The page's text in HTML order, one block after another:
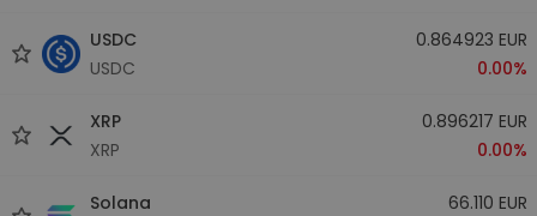
USDC
USDC
0.864923 EUR
0.00%
XRP
XRP
0.896217 EUR
0.00%
Solana
66.110 EUR